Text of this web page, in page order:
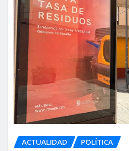
ACTUALIDAD POLÍTICA